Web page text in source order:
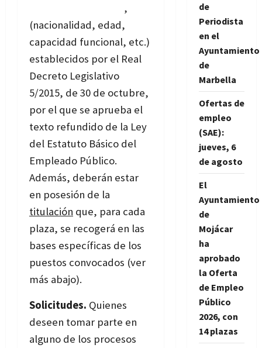
,
(nacionalidad, edad,
capacidad funcional, etc.)
establecidos por el Real
Decreto Legislativo
5/2015, de 30 de octubre,
por el que se aprueba el
texto refundido de la Ley
del Estatuto Básico del
Empleado Público.
Además, deberán estar
en posesión de la
titulación que, para cada
plaza, se recogerá en las
bases específicas de los
puestos convocados (ver
más abajo).
Solicitudes. Quienes
deseen tomar parte en
alguno de los procesos
de
Periodista
en el
Ayuntamiento
de
Marbella
Ofertas de
empleo
(SAE):
jueves, 6
de agosto
El
Ayuntamiento
de
Mojácar
ha
aprobado
la Oferta
de Empleo
Público
2026, con
14 plazas